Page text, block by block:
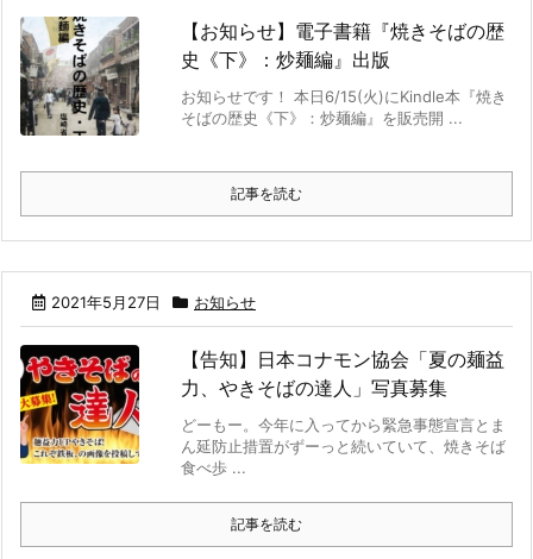
【お知らせ】電子書籍『焼きそばの歴
史《下》：炒麺編』出版
お知らせです！ 本日6/15(火)にKindle本『焼き
そばの歴史《下》：炒麺編』を販売開 ...
記事を読む
2021年5月27日 お知らせ
【告知】日本コナモン協会「夏の麺益
力、やきそばの達人」写真募集
どーもー。今年に入ってから緊急事態宣言とま
ん延防止措置がずーっと続いていて、焼きそば
食べ歩 ...
記事を読む